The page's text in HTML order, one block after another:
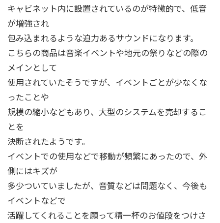
キャビネット内に設置されているのが特徴的で、低音
が増強され
包み込まれるような迫力あるサウンドになります。
こちらの商品は音楽イベントや地元の祭りなどの際の
メインとして
使用されていたそうですが、イベントごとが少なくな
ったことや
規模の縮小などもあり、大型のシステムを売却するこ
とを
決断されたようです。
イベントでの使用などで移動が頻繁にあったので、外
側にはキズが
多少ついていましたが、音質などは問題なく、今後も
イベントなどで
活躍してくれることを願って精一杯のお値段をつけさ